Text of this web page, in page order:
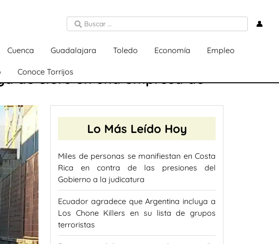
👤
Cuenca Guadalajara Toledo Economía Empleo
Conoce Torrijos
de cloro en una empresa de
Lo Más Leído Hoy
Miles de personas se manifiestan en Costa
Rica en contra de las presiones del
Gobierno a la judicatura
Ecuador agradece que Argentina incluya a
Los Chone Killers en su lista de grupos
terroristas